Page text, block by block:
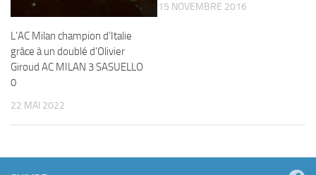
L’AC Milan champion d’Italie
grâce à un doublé d’Olivier
Giroud AC MILAN 3 SASUELLO
0
22 MAI 2022
15 NOVEMBRE 2016